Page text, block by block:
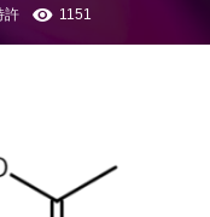
許 1151